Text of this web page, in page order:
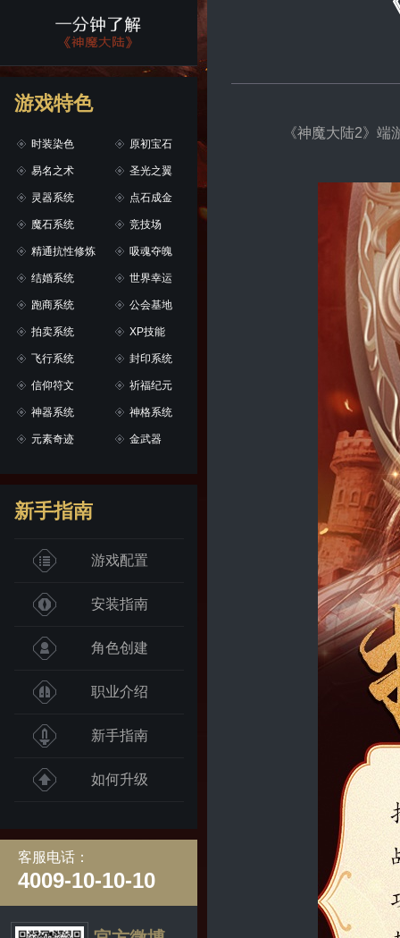
游戏特色
时装染色
易名之术
灵器系统
魔石系统
精通抗性修炼
结婚系统
跑商系统
拍卖系统
飞行系统
信仰符文
神器系统
元素奇迹
原初宝石
圣光之翼
点石成金
竞技场
吸魂夺魄
世界幸运
公会基地
XP技能
封印系统
祈福纪元
神格系统
金武器
新手指南
游戏配置
安装指南
角色创建
职业介绍
新手指南
如何升级
客服电话：
4009-10-10-10
《神魔大陆2》